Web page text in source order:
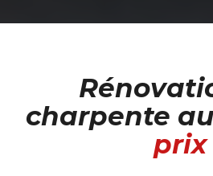
charpente au
prix